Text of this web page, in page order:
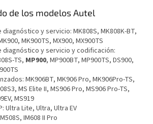
de los modelos Autel
y servicio: MK808S, MK808K-BT,
MK900TS, MX900, MX900TS
diagnóstico y servicio y codificación:
TS, MP900, MP900BT, MP900TS, DS900,
MK906BT, MK906 Pro, MK906Pro-TS,
MS Elite II, MS906 Pro, MS906 Pro-TS,
MS919
Ultra Lite, Ultra, Ultra EV
IM608 II Pro